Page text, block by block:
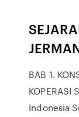
BAB 1.
KOPERASI
Indonesia